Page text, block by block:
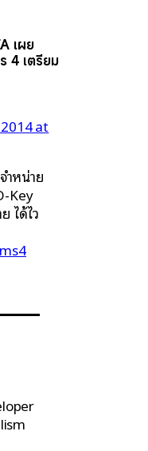
เผย
4 เตรียม
at
ำหน่าย
Key
ได้ไว